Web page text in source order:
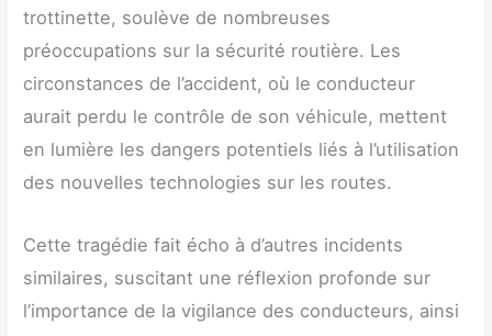
trottinette, soulève de nombreuses
préoccupations sur la sécurité routière. Les
circonstances de l’accident, où le conducteur
aurait perdu le contrôle de son véhicule, mettent
en lumière les dangers potentiels liés à l’utilisation
des nouvelles technologies sur les routes.
Cette tragédie fait écho à d’autres incidents
similaires, suscitant une réflexion profonde sur
l’importance de la vigilance des conducteurs, ainsi